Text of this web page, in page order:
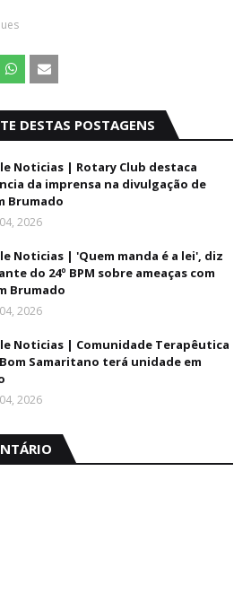
DESTAS POSTAGENS
Noticias | Rotary Club destaca
da imprensa na divulgação de
Brumado
2026
Noticias | 'Quem manda é a lei', diz
do 24º BPM sobre ameaças com
Brumado
2026
Noticias | Comunidade Terapêutica
Samaritano terá unidade em
2026